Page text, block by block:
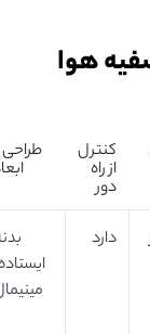
هوا
کنترل
از راه
دور
دارد